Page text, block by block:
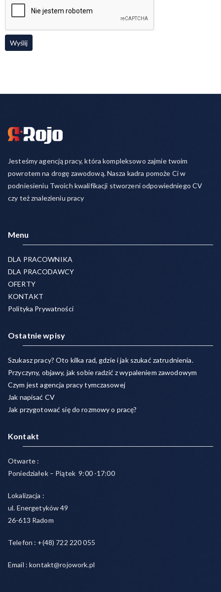
Jesteśmy agencją pracy, która kompleksowo zajmie twoim
powrotem na drogę zawodową. Nasza kadra pomoże Ci w
podniesieniu Twoich kwalifikacji stworzeni odpowiedniego CV
czy też znalezieniu pracy
Menu
DLA PRACOWNIKA
DLA PRACODAWCY
OFERTY
KONTAKT
Polityka Prywatności
Ostatnie wpisy
Szukasz pracy? Oto kilka rad, gdzie i jak szukać zatrudnienia.
Przyczyny, objawy, jak sobie radzić z wypaleniem zawodowym
Czym jest agencja pracy tymczasowej
Jak napisać CV
Jak przygotować się do rozmowy o pracę?
Kontakt
Otwarte :
Poniedziałek – Piątek 9:00 -17:00
Lokalizacja :
ul. Energetyków 49
26-613 Radom
Telefon : +(48) 722 220 055
Email : kontakt@rojowork.pl